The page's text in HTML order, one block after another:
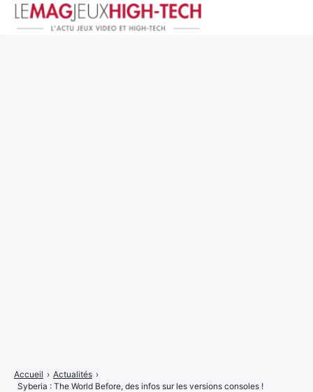
Accueil › Actualités ›
Syberia : The World Before, des infos sur les versions consoles !